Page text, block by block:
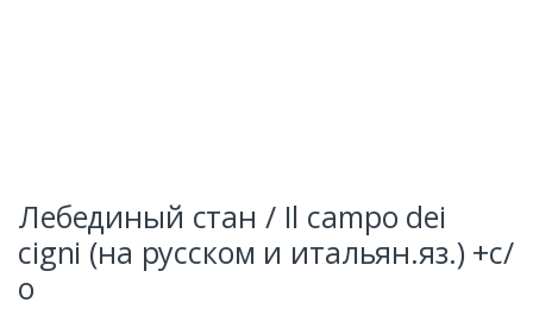
Лебединый стан / Il campo dei
cigni (на русском и итальян.яз.) +с/
о